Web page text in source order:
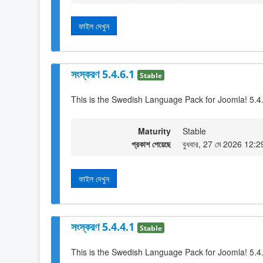
ফাইল দেখুন
সংস্করণ 5.4.6.1 Stable
This is the Swedish Language Pack for Joomla!
Maturity
Stable
প্রকাশ পেয়েছে
বুধবার, 27 মে 2026
ফাইল দেখুন
সংস্করণ 5.4.4.1 Stable
This is the Swedish Language Pack for Joomla!